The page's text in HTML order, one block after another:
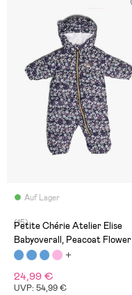
Auf Lager
(15)
Petite Chérie Atelier Elise
Babyoverall, Peacoat Flower
24,99 €
UVP: 54,99 €